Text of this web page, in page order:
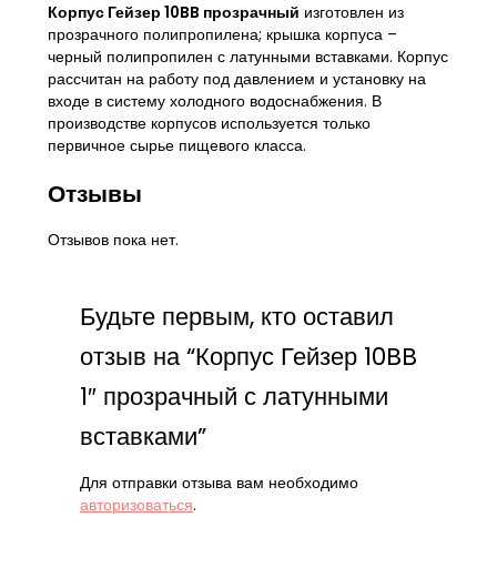
Корпус Гейзер 10BB прозрачный изготовлен из
прозрачного полипропилена; крышка корпуса –
черный полипропилен с латунными вставками. Корпус
рассчитан на работу под давлением и установку на
входе в систему холодного водоснабжения. В
производстве корпусов используется только
первичное сырье пищевого класса.
Отзывы
Отзывов пока нет.
Будьте первым, кто оставил
отзыв на “Корпус Гейзер 10BB
1″ прозрачный с латунными
вставками”
Для отправки отзыва вам необходимо
авторизоваться.